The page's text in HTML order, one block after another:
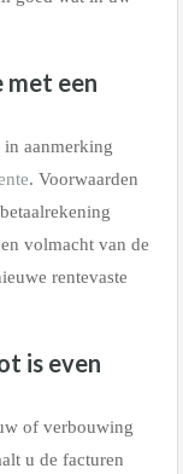
een
aanmerking
. Voorwaarden
volmacht van de
rentevaste
is even
of verbouwing
u de facturen